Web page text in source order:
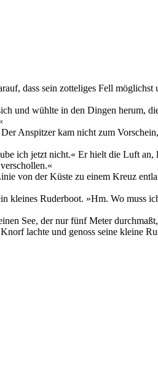
dass sein zotteliges Fell möglichst
und wühlte in den Dingen herum,
Anspitzer kam nicht zum
ich jetzt nicht.« Er hielt die Luft an,
von der Küste zu einem Kreuz
kleines Ruderboot. »Hm. Wo muss
See, der nur fünf Meter
lachte und genoss seine kleine